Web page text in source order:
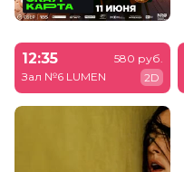
12:35
Зал №6 LUMEN
580 руб.
2D